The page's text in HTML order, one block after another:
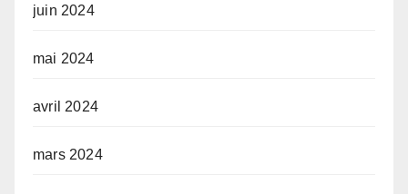
juin 2024
mai 2024
avril 2024
mars 2024